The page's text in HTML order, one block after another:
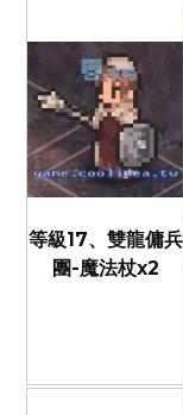
等級17、雙龍傭兵
團-魔法杖x2